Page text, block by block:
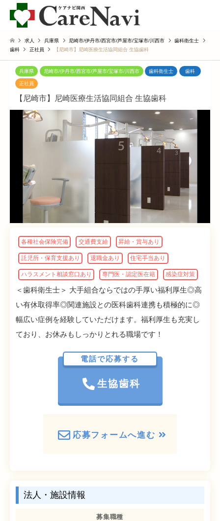
求人 兵庫県 尼崎市/伊丹市/西宮市/芦屋市/宝塚市/川西市
歯科衛生士
歯科
正社員 【尼崎市】尼崎医療生活協同組合 生協歯科
兵庫県 尼崎市/伊丹市/西宮市/芦屋市/宝塚市/川西市 歯科衛生士 歯科
正社員
【尼崎市】尼崎医療生活協同組合 生協歯科
各種社会保険完備 交通費支給 昇給・賞与あり
託児所・保育支援あり 退職金あり 住宅手当あり
ハラスメント相談窓口あり 専門医・認定医在籍 感染症対策
＜歯科衛生士＞ 大手組合ならではの手厚い福利厚生◎高
い有休取得率◎関連施設との医科歯科連携も積極的に◎
幅広い症例を経験していただけます。福利厚生も充実し
ており、お休みもしっかりとれる職場です！
電話で応募する
生協歯科
応募フォームへ進む
法人・施設情報
募集職種